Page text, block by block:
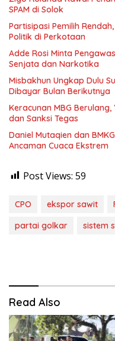
SPAM di Solok
Partisipasi Pemilih
Politik di Perkotaan
Adde Rosi Minta
Senjata dan Narkotika
Misbakhun Ungkap Dulu
Dibayar Bulan Berikutnya
Keracunan MBG
dan Sanksi Tegas
Daniel Mutaqien dan
Ancaman Cuaca Ekstrem
Post Views: 59
CPO ekspor sawit
partai golkar
sistem
Read Also